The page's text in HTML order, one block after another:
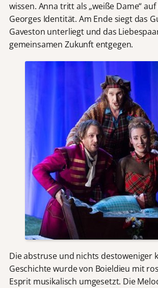
wissen. Anna tritt als „weiße Dame“
Georges Identität. Am Ende siegt das
Gaveston unterliegt und das
gemeinsamen Zukunft entgegen.
Die abstruse und nichts destoweniger
Geschichte wurde von Boieldieu mit
Esprit musikalisch umgesetzt. Die